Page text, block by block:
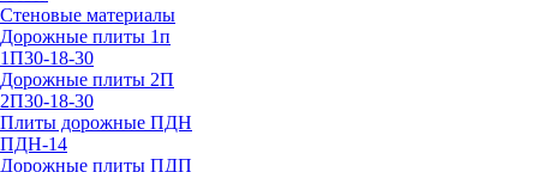
Стеновые материалы
Дорожные плиты 1п
1П30-18-30
Дорожные плиты 2П
2П30-18-30
Плиты дорожные ПДН
ПДН-14
Дорожные плиты ПДП